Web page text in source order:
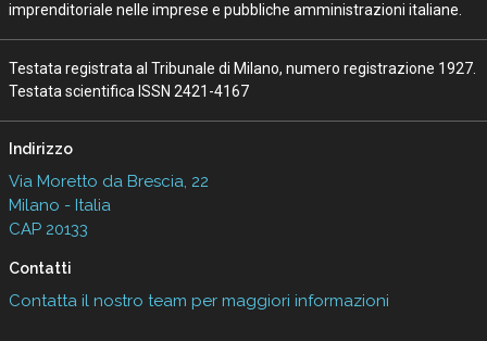
imprenditoriale nelle imprese e pubbliche amministrazioni italiane.
Testata registrata al Tribunale di Milano, numero registrazione 1927.
Testata scientifica ISSN 2421-4167
Indirizzo
Via Moretto da Brescia, 22
Milano - Italia
CAP 20133
Contatti
Contatta il nostro team per maggiori informazioni